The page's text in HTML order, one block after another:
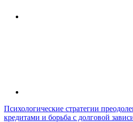
Психологические стратегии
кредитами и борьба с долговой